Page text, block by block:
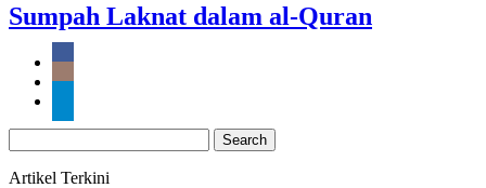
Sumpah Laknat dalam al-Quran
for:
Artikel Terkini